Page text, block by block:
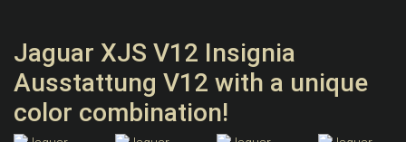
Jaguar XJS V12 Insignia
Ausstattung V12 with a unique
color combination!